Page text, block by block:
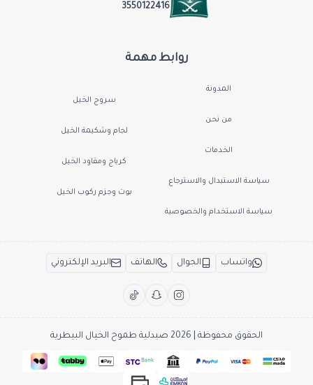
روابط مهمة
المدونة
من نحن
الخدمات
سياسة الاستبدال والاسترجاع
سياسة الاستخدام والخصوصية
سروج الخيل
لجام وشكيمة الخيل
كرباج ومقاود الخيل
بوت وجزم ركوب الخيل
3550122416
واتساب الجوال الهاتف البريد الإلكتروني
الحقوق محفوظة | 2026 صيدلية طموح الخيال البيطرية